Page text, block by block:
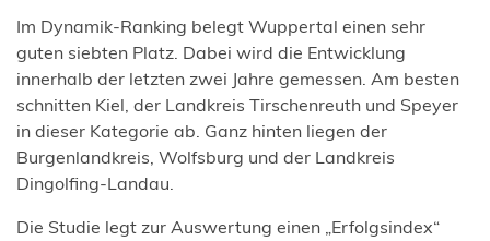
Im Dynamik-Ranking belegt Wuppertal einen sehr
guten siebten Platz. Dabei wird die Entwicklung
innerhalb der letzten zwei Jahre gemessen. Am besten
schnitten Kiel, der Landkreis Tirschenreuth und Speyer
in dieser Kategorie ab. Ganz hinten liegen der
Burgenlandkreis, Wolfsburg und der Landkreis
Dingolfing-Landau.
Die Studie legt zur Auswertung einen „Erfolgsindex“